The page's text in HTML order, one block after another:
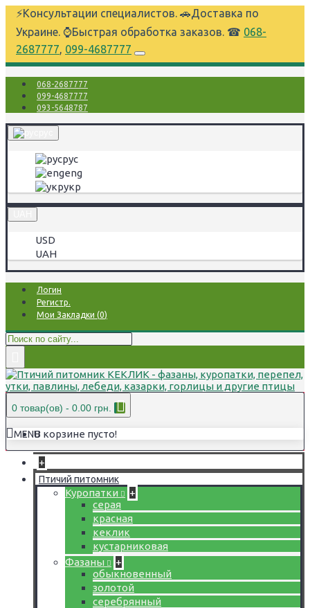
⚡Консультации специалистов. 🚗Доставка по
Украине. ⌚Быстрая обработка заказов. ☎ 068-
2687777, 099-4687777
068-2687777
099-4687777
093-5648787
рус
eng
укр
USD
UAH
Логин
Регистр.
Мои Закладки (0)
0 товар(ов) - 0.00 грн.
В корзине пусто!
MENU
+
Птичий питомник
Куропатки
+
серая
красная
кеклик
кустарниковая
Фазаны
+
обыкновенный
золотой
серебрянный